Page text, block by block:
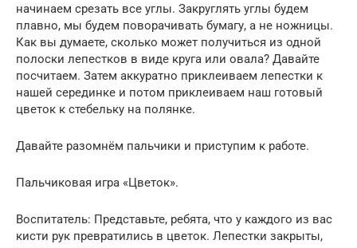
начинаем срезать все углы. Закруглять углы будем
плавно, мы будем поворачивать бумагу, а не ножницы.
Как вы думаете, сколько может получиться из одной
полоски лепестков в виде круга или овала? Давайте
посчитаем. Затем аккуратно приклеиваем лепестки к
нашей серединке и потом приклеиваем наш готовый
цветок к стебельку на полянке.
Давайте разомнём пальчики и приступим к работе.
Пальчиковая игра «Цветок».
Воспитатель: Представьте, ребята, что у каждого из вас
кисти рук превратились в цветок. Лепестки закрыты,